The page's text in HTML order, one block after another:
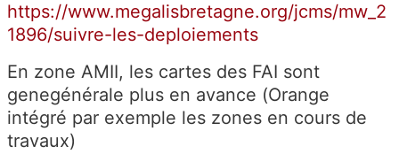
https://www.megalisbretagne.org/jcms/mw_2
1896/suivre-les-deploiements
En zone AMII, les cartes des FAI sont
genegénérale plus en avance (Orange
intégré par exemple les zones en cours de
travaux)